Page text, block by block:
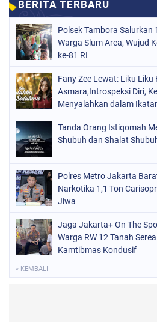
Polsek Tambora
Warga Slum Area, Wujud
ke-81 RI
Fany Zee Lewat: Liku Liku
Asmara,Introspeksi Diri,
Menyalahkan dalam
Tanda Orang Istiqomah
Shubuh dan Shalat
Polres Metro Jakarta
Narkotika 1,1 Ton
Jiwa
Jaga Jakarta+ On The
Warga RW 12 Tanah
Kamtibmas Kondusif
« KEMBALI